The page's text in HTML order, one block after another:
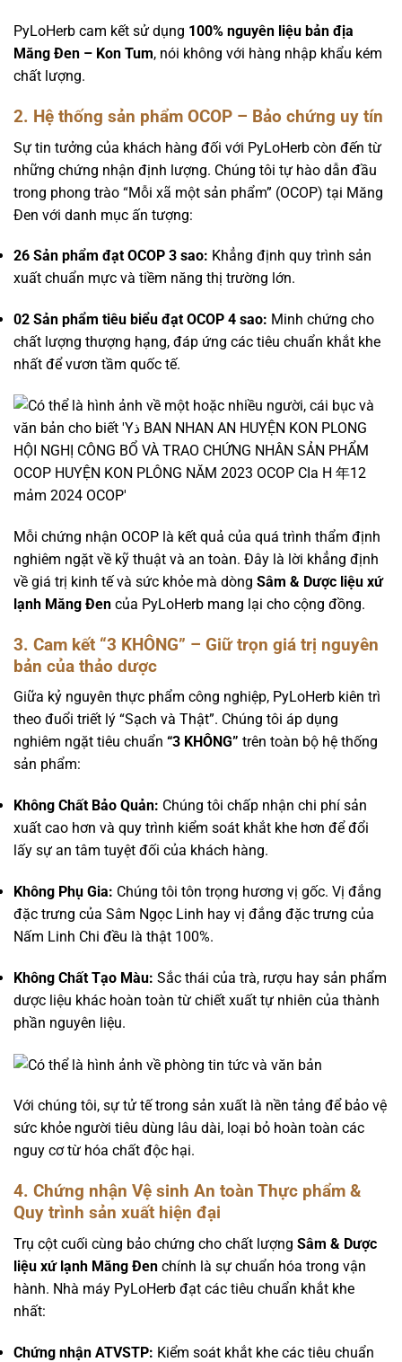
PyLoHerb cam kết sử dụng 100% nguyên liệu bản địa
Măng Đen – Kon Tum, nói không với hàng nhập khẩu kém
chất lượng.
2. Hệ thống sản phẩm OCOP – Bảo chứng uy tín
Sự tin tưởng của khách hàng đối với PyLoHerb còn đến từ
những chứng nhận định lượng. Chúng tôi tự hào dẫn đầu
trong phong trào “Mỗi xã một sản phẩm” (OCOP) tại Măng
Đen với danh mục ấn tượng:
26 Sản phẩm đạt OCOP 3 sao: Khẳng định quy trình sản
xuất chuẩn mực và tiềm năng thị trường lớn.
02 Sản phẩm tiêu biểu đạt OCOP 4 sao: Minh chứng cho
chất lượng thượng hạng, đáp ứng các tiêu chuẩn khắt khe
nhất để vươn tầm quốc tế.
Mỗi chứng nhận OCOP là kết quả của quá trình thẩm định
nghiêm ngặt về kỹ thuật và an toàn. Đây là lời khẳng định
về giá trị kinh tế và sức khỏe mà dòng Sâm & Dược liệu xứ
lạnh Măng Đen của PyLoHerb mang lại cho cộng đồng.
3. Cam kết “3 KHÔNG” – Giữ trọn giá trị nguyên
bản của thảo dược
Giữa kỷ nguyên thực phẩm công nghiệp, PyLoHerb kiên trì
theo đuổi triết lý “Sạch và Thật”. Chúng tôi áp dụng
nghiêm ngặt tiêu chuẩn “3 KHÔNG” trên toàn bộ hệ thống
sản phẩm:
Không Chất Bảo Quản: Chúng tôi chấp nhận chi phí sản
xuất cao hơn và quy trình kiểm soát khắt khe hơn để đổi
lấy sự an tâm tuyệt đối của khách hàng.
Không Phụ Gia: Chúng tôi tôn trọng hương vị gốc. Vị đắng
đặc trưng của Sâm Ngọc Linh hay vị đắng đặc trưng của
Nấm Linh Chi đều là thật 100%.
Không Chất Tạo Màu: Sắc thái của trà, rượu hay sản phẩm
dược liệu khác hoàn toàn từ chiết xuất tự nhiên của thành
phần nguyên liệu.
Với chúng tôi, sự tử tế trong sản xuất là nền tảng để bảo vệ
sức khỏe người tiêu dùng lâu dài, loại bỏ hoàn toàn các
nguy cơ từ hóa chất độc hại.
4. Chứng nhận Vệ sinh An toàn Thực phẩm &
Quy trình sản xuất hiện đại
Trụ cột cuối cùng bảo chứng cho chất lượng Sâm & Dược
liệu xứ lạnh Măng Đen chính là sự chuẩn hóa trong vận
hành. Nhà máy PyLoHerb đạt các tiêu chuẩn khắt khe
nhất:
Chứng nhận ATVSTP: Kiểm soát khắt khe các tiêu chuẩn